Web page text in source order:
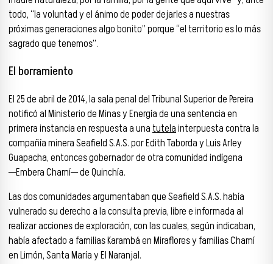
todo, “la voluntad y el ánimo de poder dejarles a nuestras
próximas generaciones algo bonito” porque “el territorio es lo más
sagrado que tenemos”.
El borramiento
El 25 de abril de 2014, la sala penal del Tribunal Superior de Pereira
notificó al Ministerio de Minas y Energía de una sentencia en
primera instancia en respuesta a unatutelainterpuesta contra la
compañía minera Seafield S.A.S. por Edith Taborda y Luis Arley
Guapacha, entonces gobernador de otra comunidad indígena
─Embera Chamí─ de Quinchía.
Las dos comunidades argumentaban que Seafield S.A.S. había
vulnerado su derecho a la consulta previa, libre e informada al
realizar acciones de exploración, con las cuales, según indicaban,
había afectado a familias Karambá en Miraflores y familias Chamí
en Limón, Santa María y El Naranjal.